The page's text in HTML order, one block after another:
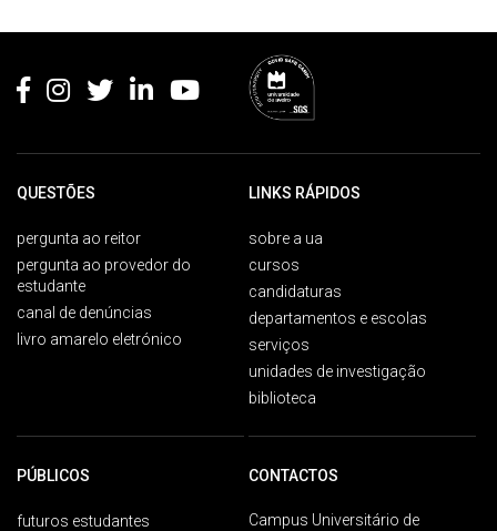
QUESTÕES
pergunta ao reitor
pergunta ao provedor do
estudante
canal de denúncias
livro amarelo eletrónico
LINKS RÁPIDOS
sobre a ua
cursos
candidaturas
departamentos e escolas
serviços
unidades de investigação
biblioteca
PÚBLICOS
futuros estudantes
CONTACTOS
Campus Universitário de